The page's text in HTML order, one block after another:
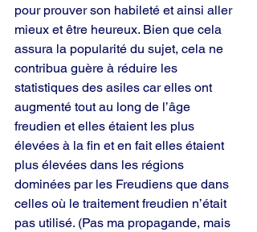
pour prouver son habileté et ainsi aller
mieux et être heureux. Bien que cela
assura la popularité du sujet, cela ne
contribua guère à réduire les
statistiques des asiles car elles ont
augmenté tout au long de l’âge
freudien et elles étaient les plus
élevées à la fin et en fait elles étaient
plus élevées dans les régions
dominées par les Freudiens que dans
celles où le traitement freudien n’était
pas utilisé. (Pas ma propagande, mais